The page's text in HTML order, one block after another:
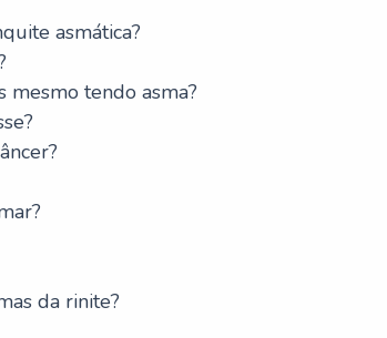
asmática?
tendo asma?
da rinite?